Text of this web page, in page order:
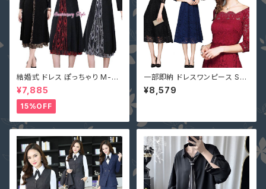
結婚式 ドレス ぽっちゃり M-5L
一部即納 黒 シルバー ゴールド
大きいサイズ レディース SZLN
-55076 パーティードレス 長袖
ワンピース フォーマルドレス 30
代 40代 50代
¥7,885
15%OFF
一部即納 ドレスワンピース S-4
L ネイビー 黒 赤 ミモレ 総レー
ス ぽっちゃり 大きいサイズ 七分
¥8,579